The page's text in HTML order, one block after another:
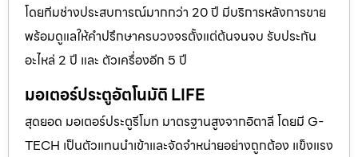
โดยทีมช่างประสบการณ์มากกว่า 20 ปี มีบริการหลังการขาย
พร้อมดูแลให้คำปรึกษาครบวงจรตั้งแต่ต้นจนจบ รับประกัน
อะไหล่ 2 ปี และ ตัวเครื่องอีก 5 ปี
มอเตอร์ประตูอัตโนมัติ LIFE
สุดยอด มอเตอร์ประตูรีโมท มาตรฐานสูงจากอิตาลี โดยมี G-
TECH เป็นตัวแทนนำเข้าและจัดจำหน่ายอย่างถูกต้อง แข็งแรง